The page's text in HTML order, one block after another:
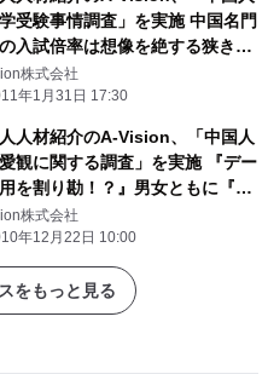
受験事情調査」を実施 中国名門
入試倍率は想像を絶する狭き
国人にとって『日本の受験戦争
ま湯！？』
株式会社
年1月31日 17:30
人材紹介のA-Vision、「中国人
観に関する調査」を実施 『デー
用を割り勘！？』男女ともに『あ
い』が80％以上 クリスマスへ
は、男性と女性とで隔たり
株式会社
年12月22日 10:00
をもっと見る